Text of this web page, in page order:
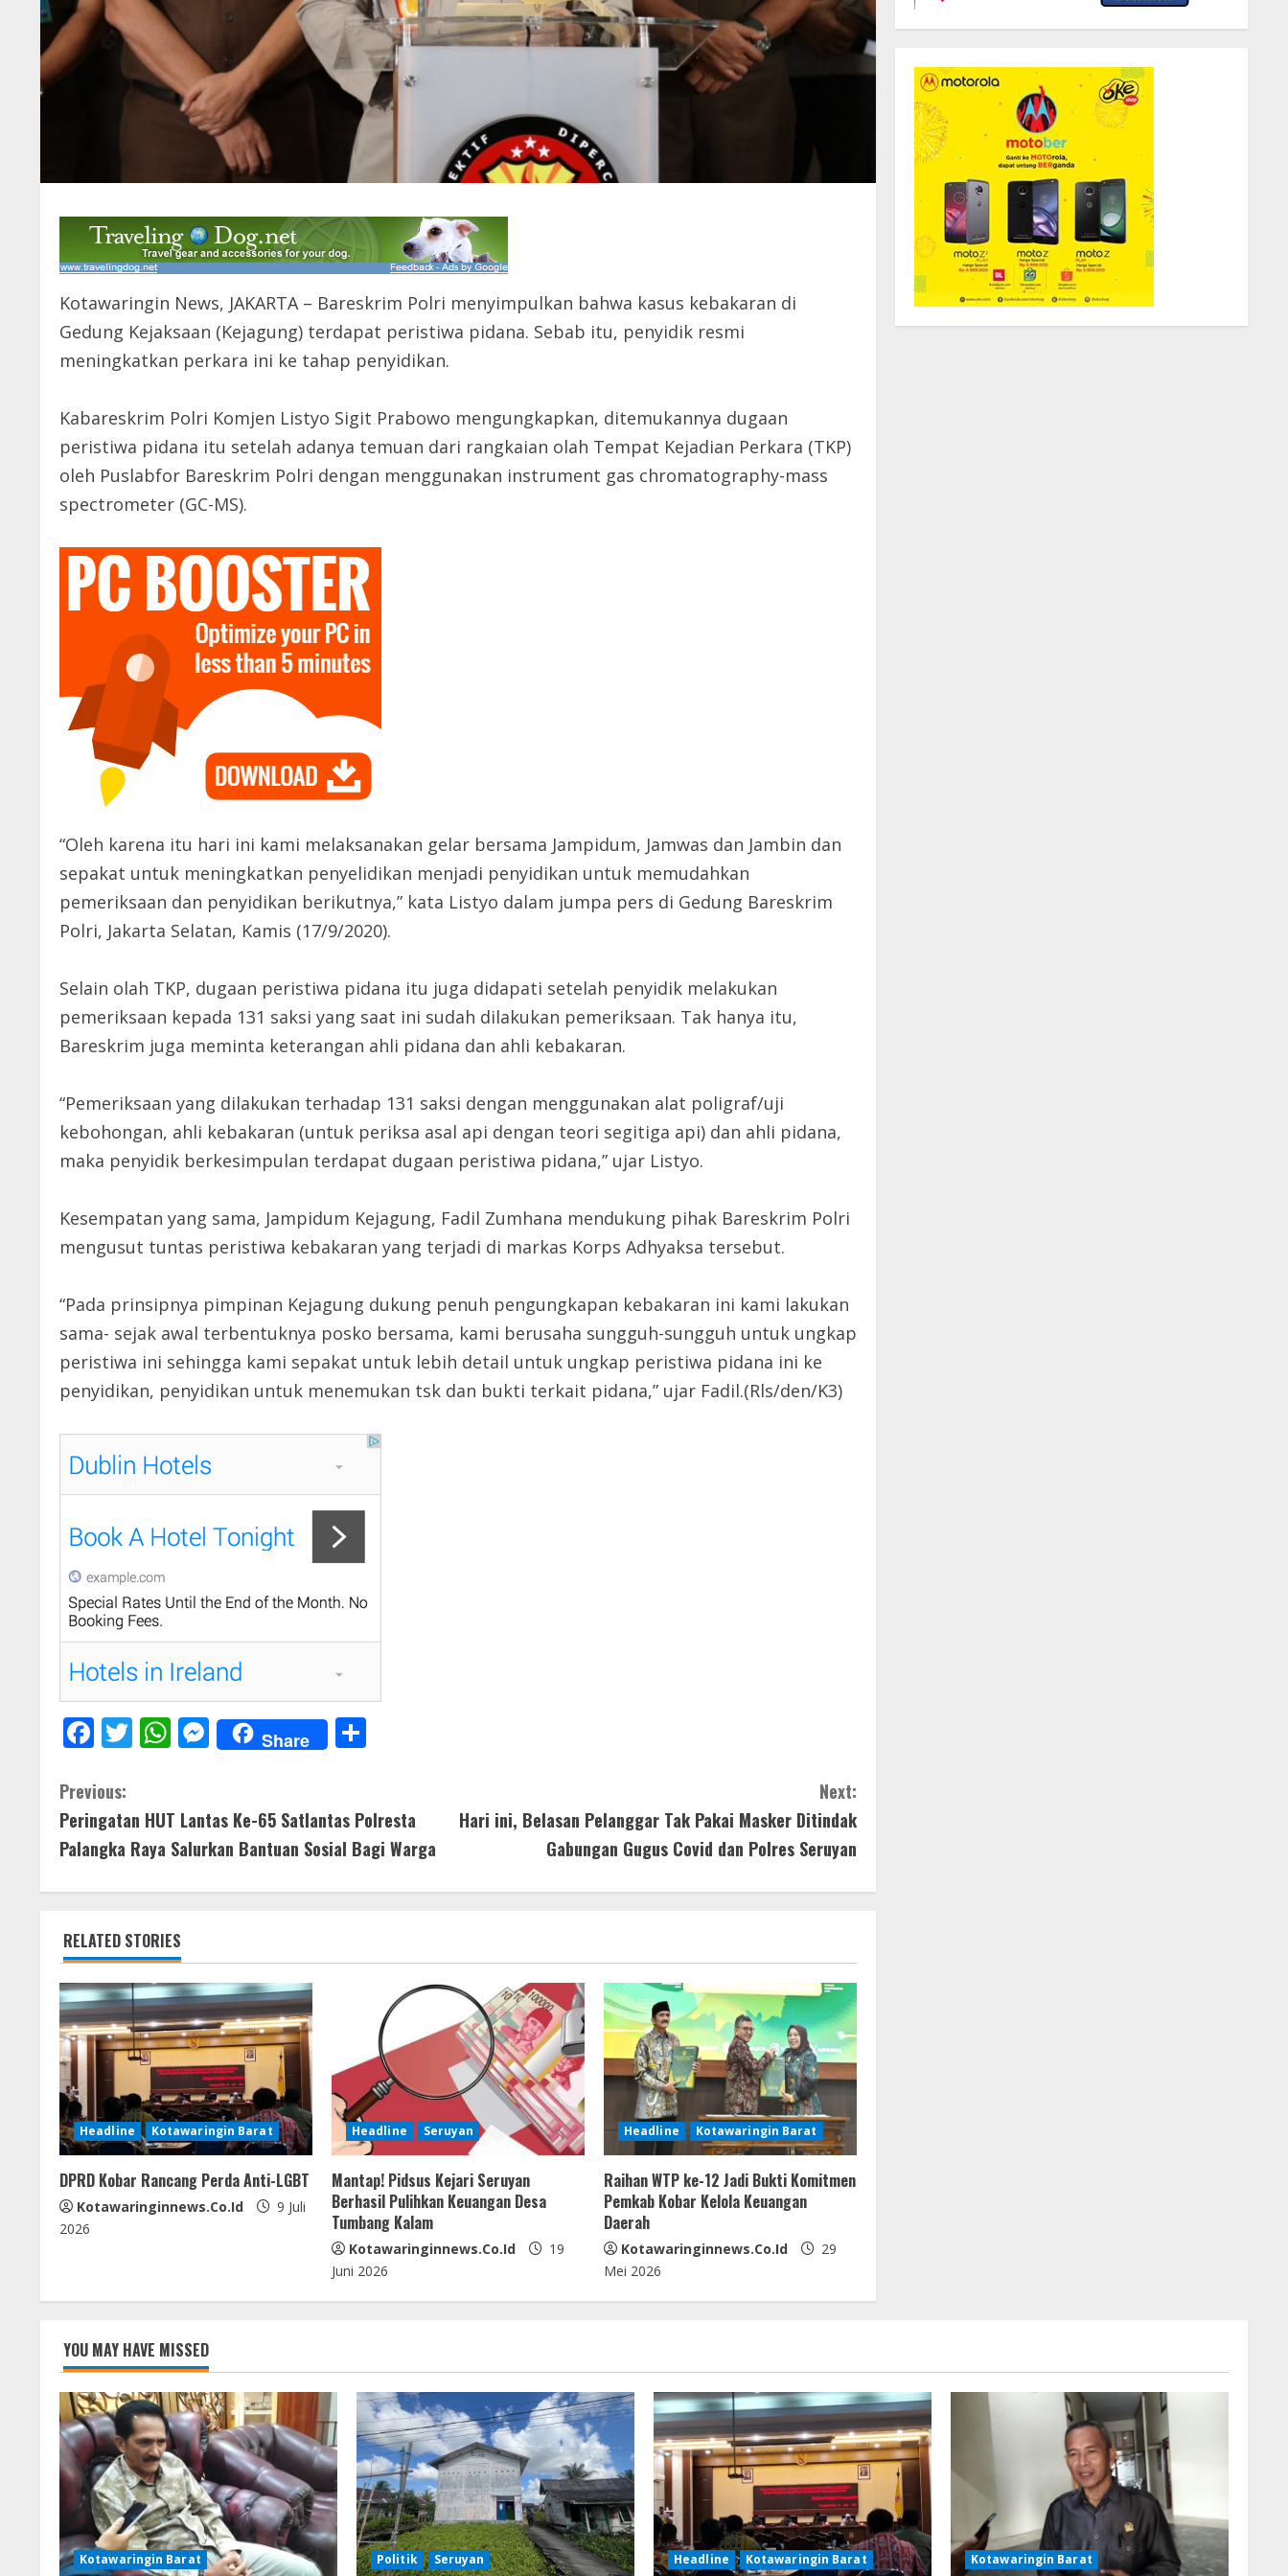
Kotawaringin News, JAKARTA – Bareskrim Polri menyimpulkan bahwa kasus kebakaran di
Gedung Kejaksaan (Kejagung) terdapat peristiwa pidana. Sebab itu, penyidik resmi
meningkatkan perkara ini ke tahap penyidikan.
Kabareskrim Polri Komjen Listyo Sigit Prabowo mengungkapkan, ditemukannya dugaan
peristiwa pidana itu setelah adanya temuan dari rangkaian olah Tempat Kejadian Perkara (TKP)
oleh Puslabfor Bareskrim Polri dengan menggunakan instrument gas chromatography-mass
spectrometer (GC-MS).
“Oleh karena itu hari ini kami melaksanakan gelar bersama Jampidum, Jamwas dan Jambin dan
sepakat untuk meningkatkan penyelidikan menjadi penyidikan untuk memudahkan
pemeriksaan dan penyidikan berikutnya,” kata Listyo dalam jumpa pers di Gedung Bareskrim
Polri, Jakarta Selatan, Kamis (17/9/2020).
Selain olah TKP, dugaan peristiwa pidana itu juga didapati setelah penyidik melakukan
pemeriksaan kepada 131 saksi yang saat ini sudah dilakukan pemeriksaan. Tak hanya itu,
Bareskrim juga meminta keterangan ahli pidana dan ahli kebakaran.
“Pemeriksaan yang dilakukan terhadap 131 saksi dengan menggunakan alat poligraf/uji
kebohongan, ahli kebakaran (untuk periksa asal api dengan teori segitiga api) dan ahli pidana,
maka penyidik berkesimpulan terdapat dugaan peristiwa pidana,” ujar Listyo.
Kesempatan yang sama, Jampidum Kejagung, Fadil Zumhana mendukung pihak Bareskrim Polri
mengusut tuntas peristiwa kebakaran yang terjadi di markas Korps Adhyaksa tersebut.
“Pada prinsipnya pimpinan Kejagung dukung penuh pengungkapan kebakaran ini kami lakukan
sama- sejak awal terbentuknya posko bersama, kami berusaha sungguh-sungguh untuk ungkap
peristiwa ini sehingga kami sepakat untuk lebih detail untuk ungkap peristiwa pidana ini ke
penyidikan, penyidikan untuk menemukan tsk dan bukti terkait pidana,” ujar Fadil.(Rls/den/K3)
F
e
b
o
o
T
er
W
s
A
p
M
e
e
n
g
Share
e
C
o
i
n
u
e
R
e
a
d
g
Previous:
Peringatan HUT Lantas Ke-65 Satlantas Polresta
Palangka Raya Salurkan Bantuan Sosial Bagi Warga
Next:
Hari ini, Belasan Pelanggar Tak Pakai Masker Ditindak
Gabungan Gugus Covid dan Polres Seruyan
RELATED STORIES
Headline Kotawaringin Barat
DPRD Kobar Rancang Perda Anti-LGBT
Kotawaringinnews.co.id
9 Juli
2026
Headline Seruyan
Mantap! Pidsus Kejari Seruyan
Berhasil Pulihkan Keuangan Desa
Tumbang Kalam
Kotawaringinnews.co.id
19
Juni 2026
Headline Kotawaringin Barat
Raihan WTP ke-12 Jadi Bukti Komitmen
Pemkab Kobar Kelola Keuangan
Daerah
Kotawaringinnews.co.id
29
Mei 2026
YOU MAY HAVE MISSED
Kotawaringin Barat Politik Seruyan Headline Kotawaringin Barat Kotawaringin Barat